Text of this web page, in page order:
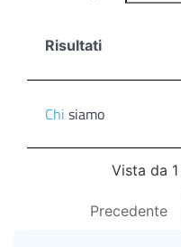
Risultati
Chi siamo
Vista da
Precedente